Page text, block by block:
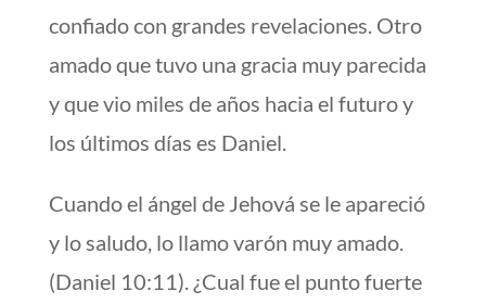
confiado con grandes revelaciones. Otro
amado que tuvo una gracia muy parecida
y que vio miles de años hacia el futuro y
los últimos días es Daniel.
Cuando el ángel de Jehová se le apareció
y lo saludo, lo llamo varón muy amado.
(Daniel 10:11). ¿Cual fue el punto fuerte